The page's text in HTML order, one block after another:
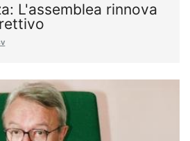
L'assemblea rinnova